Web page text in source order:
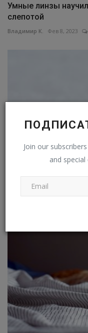
Join our
and
Умные линзы
слепотой
Владимир К. Фев 8, 2023
Комары оказались
Владимир К. Дек 18, 2022